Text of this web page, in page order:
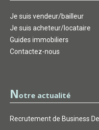
Je suis vendeur/bailleur
Je suis acheteur/locataire
Guides immobiliers
Contactez-nous
Notre actualité
Recrutement de Business